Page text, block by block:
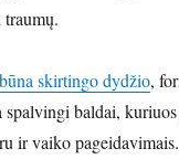
skirtingo dydžio,
spalvingi baldai,
ir vaiko